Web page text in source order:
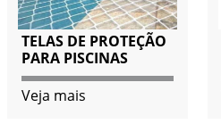
TELAS DE PROTEÇÃO
PARA PISCINAS
Veja mais